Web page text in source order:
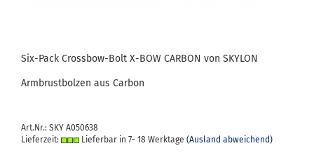
Six-​Pack Crossbow-​​Bolt X-BOW CAR­BON von SKY­LON
Arm­brust­bol­zen aus Car­bon
Art.Nr.: SKY A050638
Lieferzeit:
Lieferbar in 7- 18 Werktage (Ausland abweichend)